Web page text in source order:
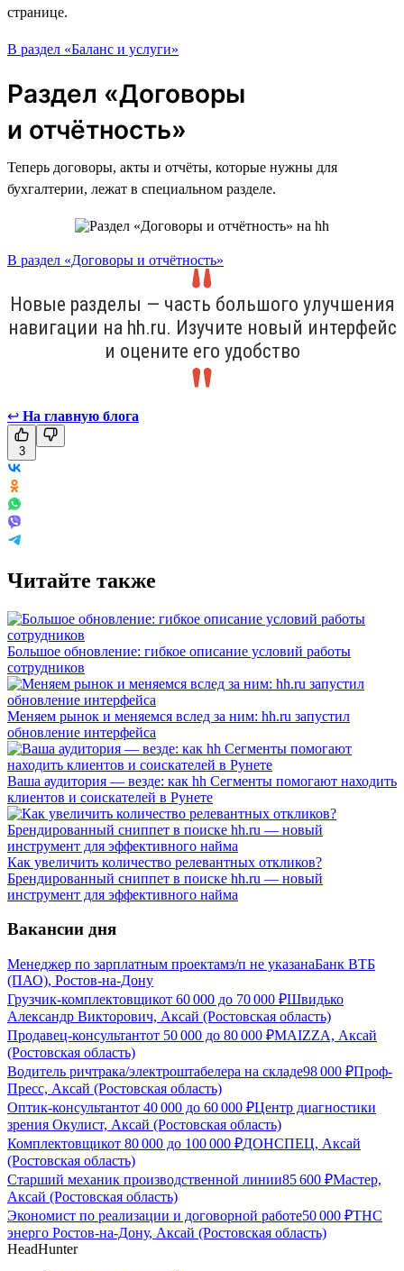
странице.
В раздел «Баланс и услуги»
Раздел «Договоры
и отчётность»
Теперь договоры, акты и отчёты, которые нужны для
бухгалтерии, лежат в специальном разделе.
В раздел «Договоры и отчётность»
Новые разделы — часть большого улучшения
навигации на hh.ru. Изучите новый интерфейс
и оцените его удобство
↩ На главную блога
3
Читайте также
Большое обновление: гибкое описание условий работы
сотрудников
Меняем рынок и меняемся вслед за ним: hh.ru запустил
обновление интерфейса
Ваша аудитория — везде: как hh Сегменты помогают находить
клиентов и соискателей в Рунете
Как увеличить количество релевантных откликов?
Брендированный сниппет в поиске hh.ru — новый
инструмент для эффективного найма
Вакансии дня
Менеджер по зарплатным проектамз/п не указанаБанк ВТБ
(ПАО), Ростов-на-Дону
Грузчик-комплектовщикот 60 000 до 70 000 ₽Швидько
Александр Викторович, Аксай (Ростовская область)
Продавец-консультантот 50 000 до 80 000 ₽MAIZZA, Аксай
(Ростовская область)
Водитель ричтрака/электроштабелера на складе98 000 ₽Проф-
Пресс, Аксай (Ростовская область)
Оптик-консультантот 40 000 до 60 000 ₽Центр диагностики
зрения Окулист, Аксай (Ростовская область)
Комплектовщикот 80 000 до 100 000 ₽ДОНСПЕЦ, Аксай
(Ростовская область)
Старший механик производственной линии85 600 ₽Мастер,
Аксай (Ростовская область)
Экономист по реализации и договорной работе50 000 ₽ТНС
энерго Ростов-на-Дону, Аксай (Ростовская область)
HeadHunter